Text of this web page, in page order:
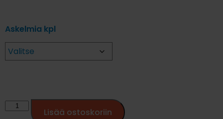
Askelmia kpl
Lisää ostoskoriin